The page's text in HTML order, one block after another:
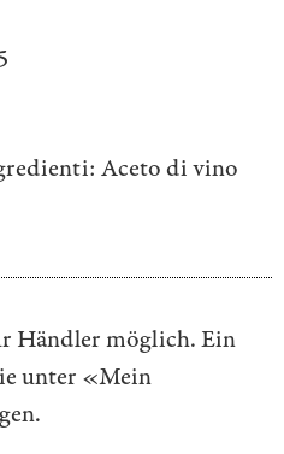
Aceto di vino
Händler möglich. Ein
unter «Mein